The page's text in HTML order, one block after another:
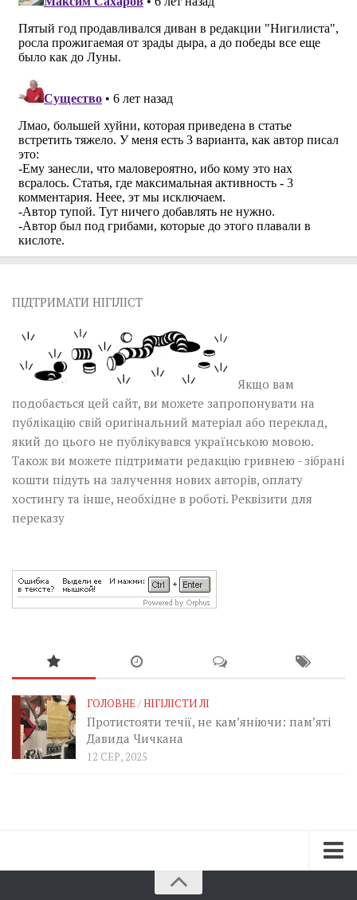
ПІДТРИМАТИ НІГІЛІСТ
Якщо вам
подобається цей сайт, ви можете запропонувати на
публікацію свій оригінальний матеріал або переклад,
який до цього не публікувався українською мовою.
Також ви можете підтримати редакцію гривнею - зібрані
кошти підуть на залучення нових авторів, оплату
хостингу та інше, необхідне в роботі. Реквізити для
переказу
ГОЛОВНЕ/НІГІЛІСТИ ЛІ
Протистояти течії, не кам’яніючи: пам’яті
Давида Чичкана
12 СЕР, 2025